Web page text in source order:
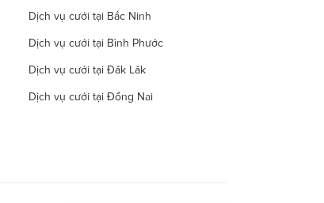
Dịch vụ cưới tại Bắc Ninh
Dịch vụ cưới tại Bình Phước
Dịch vụ cưới tại Đăk Lăk
Dịch vụ cưới tại Đồng Nai